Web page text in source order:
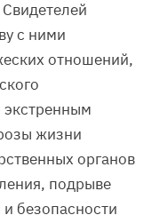
с ними
отношений,
экстренным
жизни
органов
подрыве
безопасности